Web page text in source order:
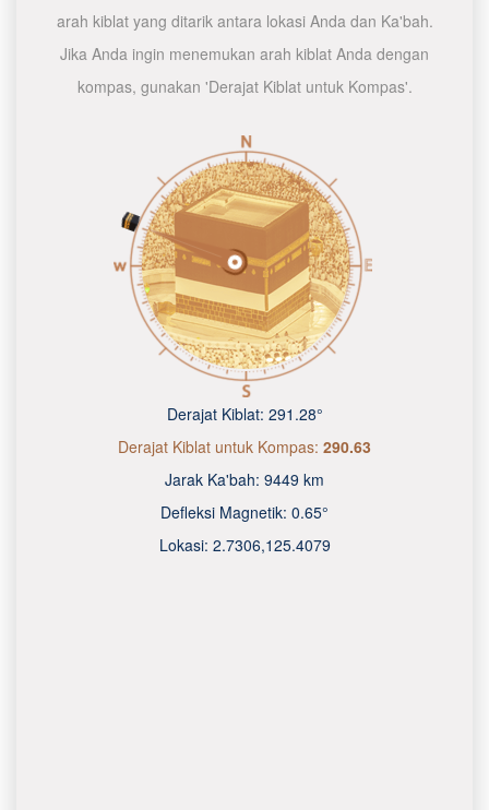
arah kiblat yang ditarik antara lokasi Anda dan Ka'bah.
Jika Anda ingin menemukan arah kiblat Anda dengan
kompas, gunakan 'Derajat Kiblat untuk Kompas'.
Derajat Kiblat: 291.28°
Derajat Kiblat untuk Kompas: 290.63
Jarak Ka'bah: 9449 km
Defleksi Magnetik: 0.65°
Lokasi: 2.7306,125.4080